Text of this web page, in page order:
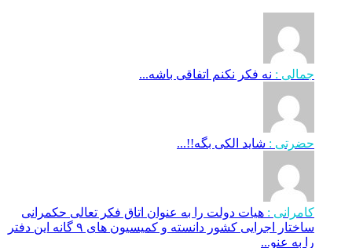
جمالی : نه فکر نکنم اتفاقی باشه...
حضرتی : شاید الکی بگه!!...
کامرانی : هیات دولت را به عنوان اتاق فکر تعالی حکمرانی
ساختار اجرایی کشور دانسته و کمیسیون های ۹ گانه این دفتر
را به عنو...